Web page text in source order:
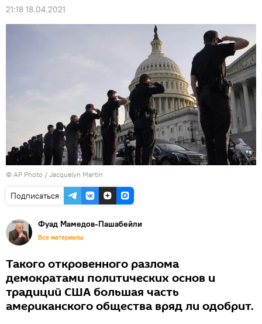
21:18 18.04.2021
© AP Photo / Jacquelyn Martin
Подписаться
Фуад Мамедов-Пашабейли
Все материалы
Такого откровенного разлома
демократами политических основ и
традиций США большая часть
американского общества вряд ли одобрит.